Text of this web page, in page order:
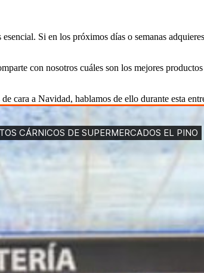
Si en los próximos días o semanas
con nosotros cuáles son los mejores
cara a Navidad, hablamos de ello durante esta